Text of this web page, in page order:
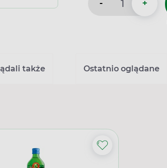
- +
także Ostatnio oglądane